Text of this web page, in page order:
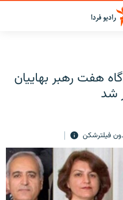
هفت رهبر بهاییان
شد
فیلترشکن